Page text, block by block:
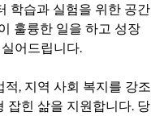
학습과 실험을 위한 공간
훌륭한 일을 하고 성장
어드립니다.
적, 지역 사회 복지를 강조
잡힌 삶을 지원합니다. 당